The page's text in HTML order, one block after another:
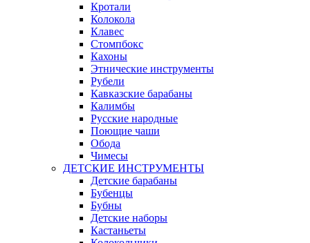
Кротали
Колокола
Клавес
Стомпбокс
Кахоны
Этнические инструменты
Рубели
Кавказские барабаны
Калимбы
Русские народные
Поющие чаши
Обода
Чимесы
ДЕТСКИЕ ИНСТРУМЕНТЫ
Детские барабаны
Бубенцы
Бубны
Детские наборы
Кастаньеты